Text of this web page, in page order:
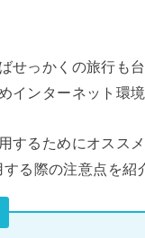
せっかくの旅行も
インターネット環
するためにオスス
る際の注意点を紹